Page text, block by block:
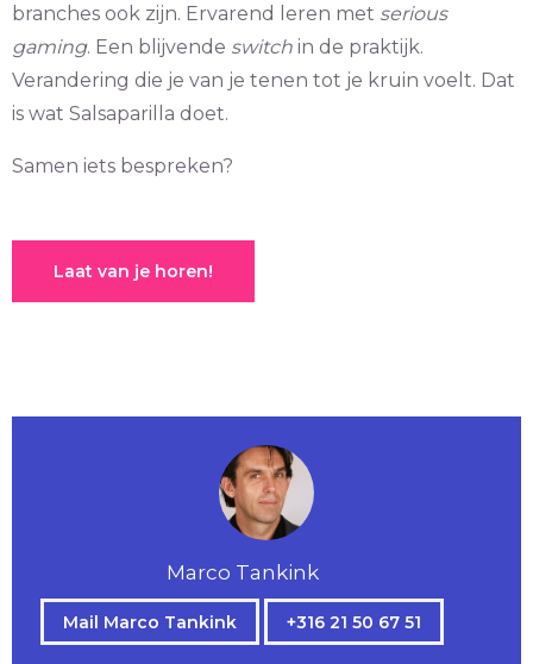
branches ook zijn. Ervarend leren met serious
gaming. Een blijvende switch in de praktijk.
Verandering die je van je tenen tot je kruin voelt. Dat
is wat Salsaparilla doet.
Samen iets bespreken?
Laat van je horen!
Marco Tankink
Mail Marco Tankink +316 21 50 67 51